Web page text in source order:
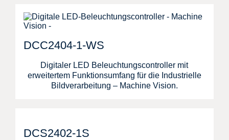
DCC2404-1-WS
Digitaler LED Beleuchtungscontroller mit
erweitertem Funktionsumfang für die Industrielle
Bildverarbeitung – Machine Vision.
DCS2402-1S